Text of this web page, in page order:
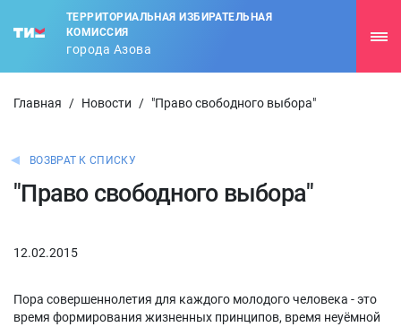
ТЕРРИТОРИАЛЬНАЯ ИЗБИРАТЕЛЬНАЯ
КОМИССИЯ
города Азова
Главная / Новости / "Право свободного выбора"
ВОЗВРАТ К СПИСКУ
"Право свободного выбора"
12.02.2015
Пора совершеннолетия для каждого молодого человека - это
время формирования жизненных принципов, время неуёмной